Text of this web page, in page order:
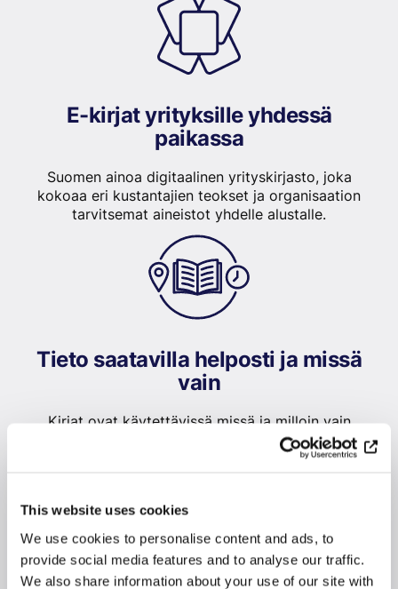
This website uses cookies
We use cookies to personalise content and ads, to
provide social media features and to analyse our traffic.
We also share information about your use of our site with
E-kirjat yrityksille yhdessä
paikassa
Suomen ainoa digitaalinen yrityskirjasto, joka
kokoaa eri kustantajien teokset ja organisaation
tarvitsemat aineistot yhdelle alustalle.
Tieto saatavilla helposti ja missä
vain
Kirjat ovat käytettävissä missä ja milloin vain
henkilökunnan omilla tunnuksilla, ja tarvittavat faktat